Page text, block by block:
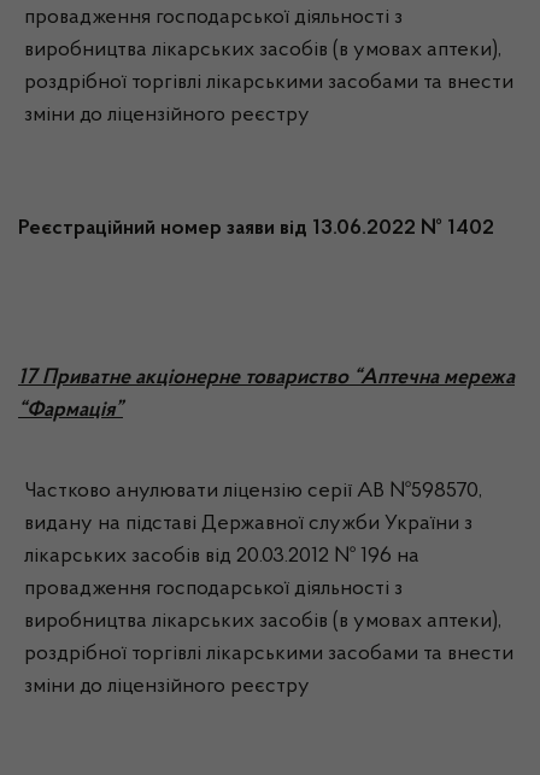
провадження господарської діяльності з
виробництва лікарських засобів (в умовах аптеки),
роздрібної торгівлі лікарськими засобами та внести
зміни до ліцензійного реєстру
Реєстраційний номер заяви від 13.06.2022 № 1402
17 Приватне акціонерне товариство “Аптечна мережа
“Фармація”
Частково анулювати ліцензію серії АВ №598570,
видану на підставі Державної служби України з
лікарських засобів від 20.03.2012 № 196 на
провадження господарської діяльності з
виробництва лікарських засобів (в умовах аптеки),
роздрібної торгівлі лікарськими засобами та внести
зміни до ліцензійного реєстру